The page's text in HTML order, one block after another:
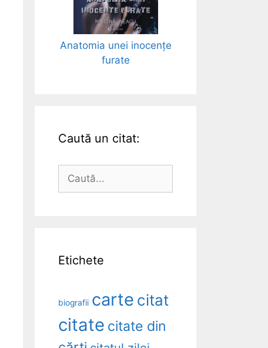
Anatomia unei inocențe
furate
Caută un citat:
Caută
Etichete
biografii carte citat
citate citate din